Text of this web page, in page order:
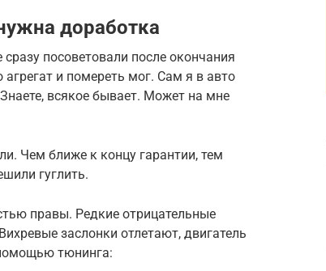
доработка
посоветовали после окончания
агрегат и помереть мог. Сам я в авто
всякое бывает. Может на мне
Чем ближе к концу гарантии, тем
гуглить.
правы. Редкие отрицательные
заслонки отлетают, двигатель
тюнинга: